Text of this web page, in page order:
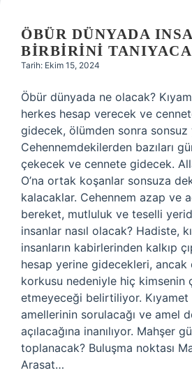
ÖBÜR DÜNYADA
BIRBIRINI
Tarih: Ekim 15, 2024
Öbür dünyada ne olacak?
herkes hesap verecek ve
gidecek, ölümden sonra sonsuz
Cehennemdekilerden bazıları
çekecek ve cennete gidecek.
O’na ortak koşanlar sonsuza
kalacaklar. Cehennem azap ve
bereket, mutluluk ve teselli
insanlar nasıl olacak? Hadiste,
insanların kabirlerinden kalkıp
hesap yerine gidecekleri,
korkusu nedeniyle hiç kimsenin
etmeyeceği belirtiliyor. Kıyamet
amellerinin sorulacağı ve amel
açılacağına inanılıyor. Mahşer
toplanacak? Buluşma noktası
Arasat…